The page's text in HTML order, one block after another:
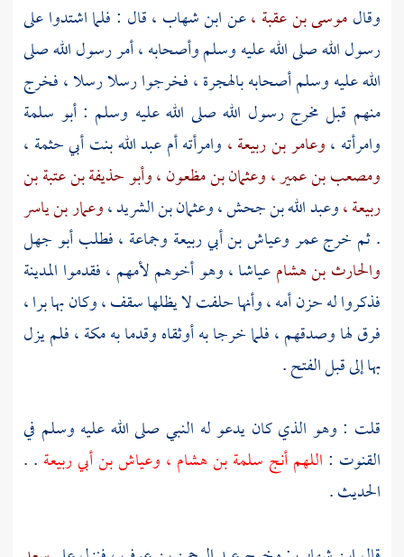
وقالموسى بن عقبة ،عنابن شهاب ،قال : فلما اشتدوا على
رسول الله صلى الله عليه وسلم وأصحابه ، أمر رسول الله صلى
الله عليه وسلم أصحابه بالهجرة ، فخرجوا رسلا رسلا ، فخرج
منهم قبل مخرج رسول الله صلى الله عليه وسلم :أبو سلمة
وامرأته ،وعامر بن ربيعة ، وامرأتهأم عبد الله بنت أبي حثمة ،
ومصعب بن عمير ،وعثمان بن مظعون ،وأبو حذيفة بن عتبة بن
ربيعة ،وعبد الله بن جحش ،وعثمان بن الشريد ،وعمار بن ياسر
. ثم خرجعمروعياش بن أبي ربيعة وجماعة ، فطلبأبو جهل
والحارث بن هشامعياشا ،وهو أخوهم لأمهم ، فقدموا المدينة
فذكروا له حزن أمه ، وأنها حلفت لا يظلها سقف ، وكان بها برا ،
فرق لها وصدقهم ، فلما خرجا به أوثقاه وقدما بهمكة ،فلم يزل
بها إلى قبل الفتح .
قلت : وهو الذي كان يدعو له النبي صلى الله عليه وسلم في
القنوت : اللهم أنج سلمة بن هشام ، وعياش بن أبي ربيعة . .
الحديث .